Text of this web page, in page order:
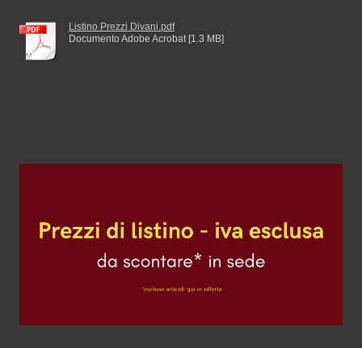
Listino Prezzi Divani.pdf
Documento Adobe Acrobat [1.3 MB]